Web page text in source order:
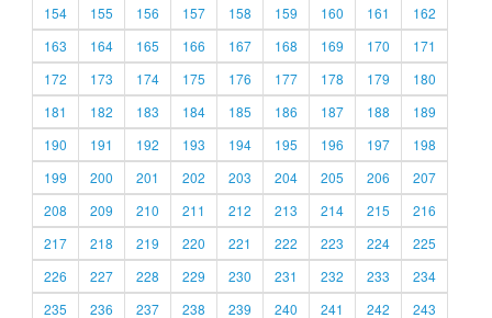
154
155 156 157 158 159 160 161
162
163
164 165 166 167 168 169 170
171
172
173 174 175 176 177 178 179
180
181
182 183 184 185 186 187 188
189
190
191 192 193 194 195 196 197
198
199
200 201 202 203 204 205 206
207
208
209 210 211 212 213 214 215
216
217
218 219 220 221 222 223 224
225
226
227 228 229 230 231 232 233
234
235
236 237 238 239 240 241 242 243